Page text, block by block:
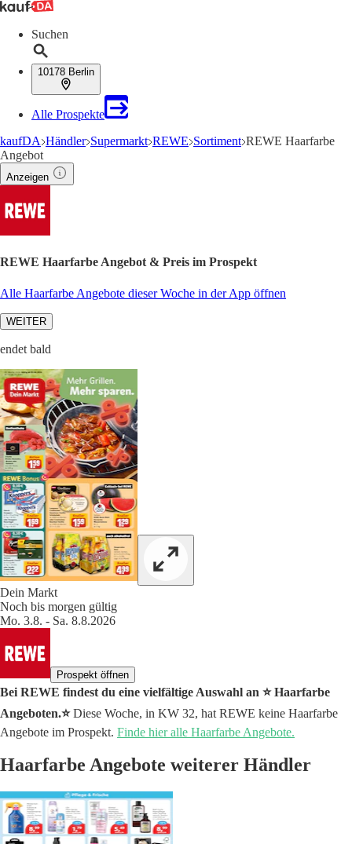
Suchen
10178 Berlin
Alle Prospekte
kaufDA Händler Supermarkt REWE Sortiment REWE Haarfarbe
Angebot
Anzeigen
REWE Haarfarbe Angebot & Preis im Prospekt
Alle Haarfarbe Angebote dieser Woche in der App öffnen
WEITER
endet bald
Dein Markt
Noch bis morgen gültig
Mo. 3.8. - Sa. 8.8.2026
Prospekt öffnen
Bei REWE findest du eine vielfältige Auswahl an ⭐️ Haarfarbe
Angeboten.⭐️Diese Woche, in KW 32, hat REWE keine Haarfarbe
Angebote im Prospekt. Finde hier alle Haarfarbe Angebote.
Haarfarbe Angebote weiterer Händler